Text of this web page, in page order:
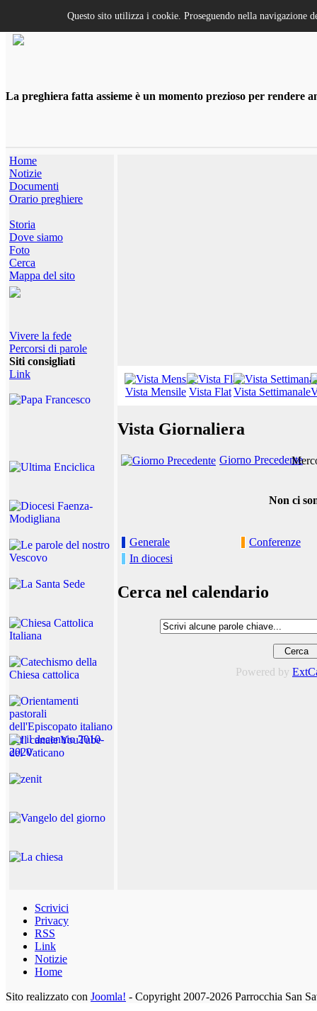
La preghiera fatta assieme è un momento prezioso per rendere
Home
Notizie
Documenti
Orario preghiere
Storia
Dove siamo
Foto
Cerca
Mappa del sito
Vivere la fede
Percorsi di parole
Siti consigliati
Link
Vista Mensile Vista FlatVista Settimanale
Vista Giornaliera
Giorno Precedente
Non ci
Generale
Conferenze
In diocesi
Cerca nel calendario
Powered by
Scrivici
Privacy
RSS
Link
Notizie
Home
Sito realizzato con Joomla! - Copyright 2007-2026 Parrocchia San
Questo sito utilizza i cookie. Proseguendo nella navigazione